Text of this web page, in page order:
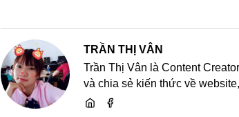
TRẦN THỊ VÂN
Trần Thị Vân là Content
và chia sẻ kiến thức về